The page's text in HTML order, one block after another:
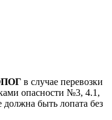
в случае перевозки
опасности №3, 4.1,
должна быть лопата без